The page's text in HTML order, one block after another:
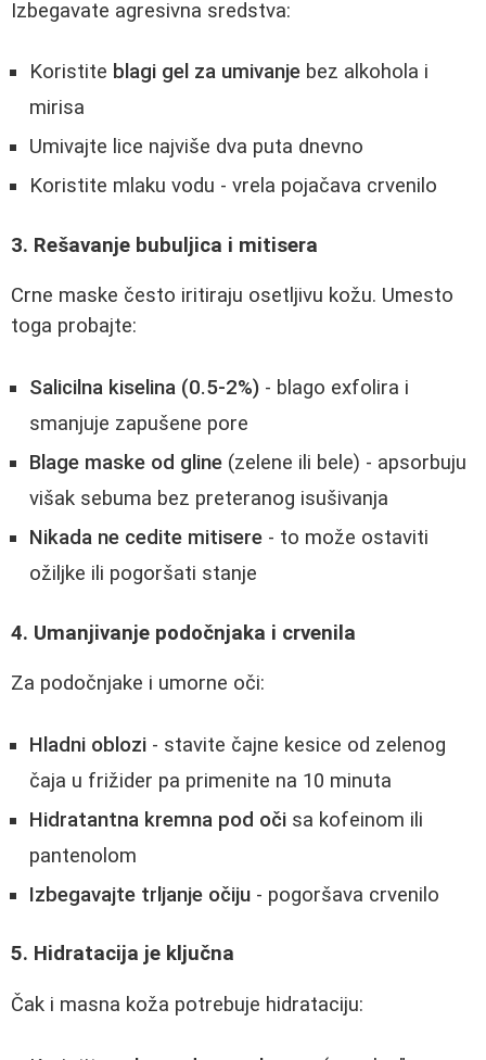
Izbegavate agresivna sredstva:
Koristite blagi gel za umivanje bez alkohola i
mirisa
Umivajte lice najviše dva puta dnevno
Koristite mlaku vodu - vrela pojačava crvenilo
3. Rešavanje bubuljica i mitisera
Crne maske često iritiraju osetljivu kožu. Umesto
toga probajte:
Salicilna kiselina (0.5-2%) - blago exfolira i
smanjuje zapušene pore
Blage maske od gline (zelene ili bele) - apsorbuju
višak sebuma bez preteranog isušivanja
Nikada ne cedite mitisere - to može ostaviti
ožiljke ili pogoršati stanje
4. Umanjivanje podočnjaka i crvenila
Za podočnjake i umorne oči:
Hladni oblozi - stavite čajne kesice od zelenog
čaja u frižider pa primenite na 10 minuta
Hidratantna kremna pod oči sa kofeinom ili
pantenolom
Izbegavajte trljanje očiju - pogoršava crvenilo
5. Hidratacija je ključna
Čak i masna koža potrebuje hidrataciju: